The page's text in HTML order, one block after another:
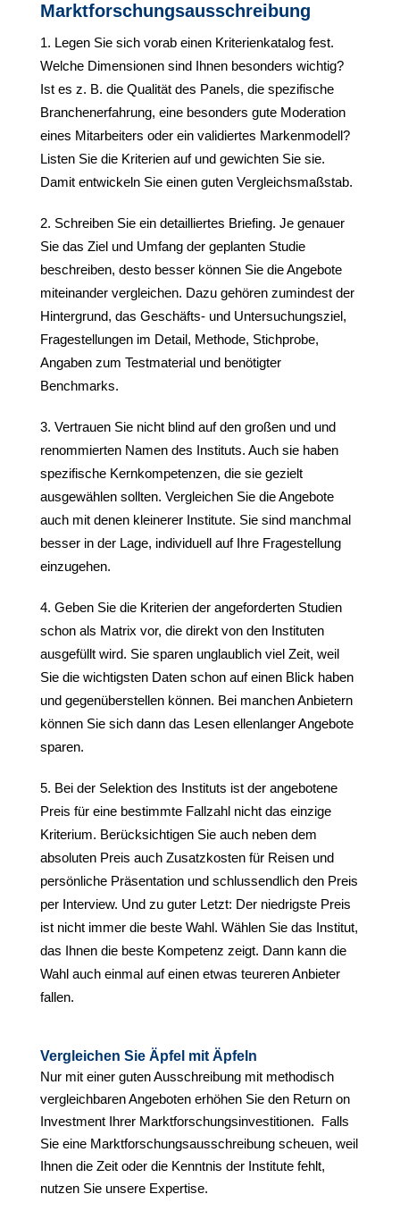
Marktforschungsausschreibung
Legen Sie sich vorab einen Kriterienkatalog fest.
Welche Dimensionen sind Ihnen besonders wichtig?
Ist es z. B. die Qualität des Panels, die spezifische
Branchenerfahrung, eine besonders gute Moderation
eines Mitarbeiters oder ein validiertes Markenmodell?
Listen Sie die Kriterien auf und gewichten Sie sie.
Damit entwickeln Sie einen guten Vergleichsmaßstab.
Schreiben Sie ein detailliertes Briefing. Je genauer
Sie das Ziel und Umfang der geplanten Studie
beschreiben, desto besser können Sie die Angebote
miteinander vergleichen. Dazu gehören zumindest der
Hintergrund, das Geschäfts- und Untersuchungsziel,
Fragestellungen im Detail, Methode, Stichprobe,
Angaben zum Testmaterial und benötigter
Benchmarks.
Vertrauen Sie nicht blind auf den großen und und
renommierten Namen des Instituts. Auch sie haben
spezifische Kernkompetenzen, die sie gezielt
ausgewählen sollten. Vergleichen Sie die Angebote
auch mit denen kleinerer Institute. Sie sind manchmal
besser in der Lage, individuell auf Ihre Fragestellung
einzugehen.
Geben Sie die Kriterien der angeforderten Studien
schon als Matrix vor, die direkt von den Instituten
ausgefüllt wird. Sie sparen unglaublich viel Zeit, weil
Sie die wichtigsten Daten schon auf einen Blick haben
und gegenüberstellen können. Bei manchen Anbietern
können Sie sich dann das Lesen ellenlanger Angebote
sparen.
Bei der Selektion des Instituts ist der angebotene
Preis für eine bestimmte Fallzahl nicht das einzige
Kriterium. Berücksichtigen Sie auch neben dem
absoluten Preis auch Zusatzkosten für Reisen und
persönliche Präsentation und schlussendlich den Preis
per Interview. Und zu guter Letzt: Der niedrigste Preis
ist nicht immer die beste Wahl. Wählen Sie das Institut,
das Ihnen die beste Kompetenz zeigt. Dann kann die
Wahl auch einmal auf einen etwas teureren Anbieter
fallen.
Vergleichen Sie Äpfel mit Äpfeln
Nur mit einer guten Ausschreibung mit methodisch
vergleichbaren Angeboten erhöhen Sie den Return on
Investment Ihrer Marktforschungsinvestitionen. Falls
Sie eine Marktforschungsausschreibung scheuen, weil
Ihnen die Zeit oder die Kenntnis der Institute fehlt,
nutzen Sie unsere Expertise.